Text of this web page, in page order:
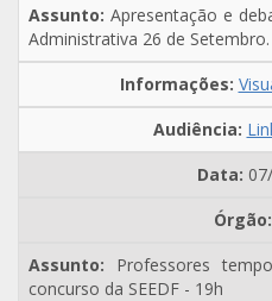
Apresentação e
Administrativa 26 de Setembro.
Professores
concurso da SEEDF - 19h